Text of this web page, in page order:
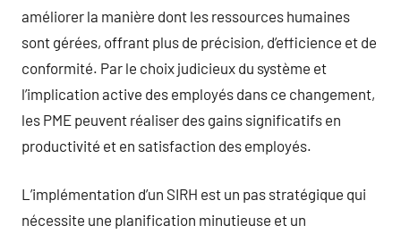
améliorer la manière dont les ressources humaines
sont gérées, offrant plus de précision, d’efficience et de
conformité. Par le choix judicieux du système et
l’implication active des employés dans ce changement,
les PME peuvent réaliser des gains significatifs en
productivité et en satisfaction des employés.
L’implémentation d’un SIRH est un pas stratégique qui
nécessite une planification minutieuse et un